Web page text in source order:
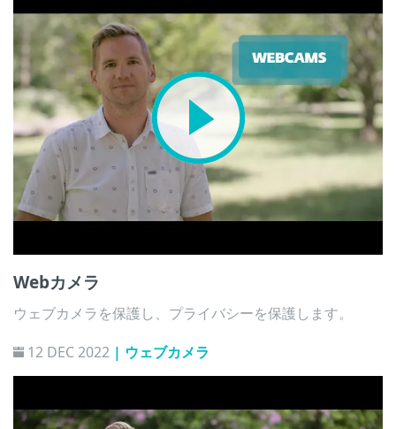
Webカメラ
ウェブカメラを保護し、プライバシーを保護します。
12 DEC 2022 | ウェブカメラ